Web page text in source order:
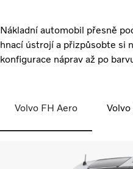
Nákladní automobil přesně
hnací ústrojí a přizpůsobte si
konfigurace náprav až po
Volvo FH Aero Volvo